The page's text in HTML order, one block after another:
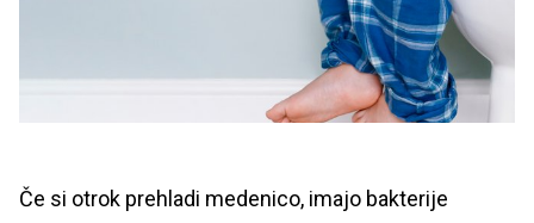
Če si otrok prehladi medenico, imajo bakterije